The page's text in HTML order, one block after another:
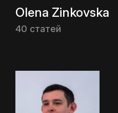
Olena Zinkovska
40 статей